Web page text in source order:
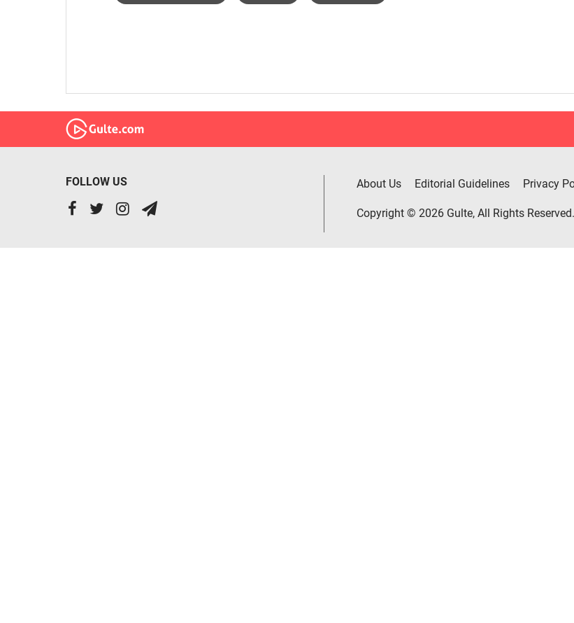
FOLLOW US About Us Editorial Guidelines Privacy
Copyright © 2026 Gulte, All Rights Reserved.